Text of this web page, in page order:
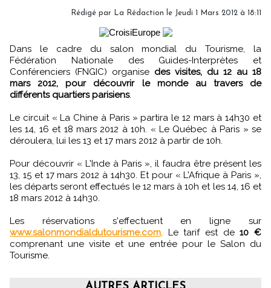
Rédigé par La Rédaction le Jeudi 1 Mars 2012 à 18:11
Dans le cadre du salon mondial du Tourisme, la
Fédération Nationale des Guides-Interprètes et
Conférenciers (FNGIC) organise des visites, du 12 au 18
mars 2012, pour découvrir le monde au travers de
différents quartiers parisiens.
Le circuit « La Chine à Paris » partira le 12 mars à 14h30 et
les 14, 16 et 18 mars 2012 à 10h. « Le Québec à Paris » se
déroulera, lui les 13 et 17 mars 2012 à partir de 10h.
Pour découvrir « L'Inde à Paris », il faudra être présent les
13, 15 et 17 mars 2012 à 14h30. Et pour « L'Afrique à Paris »,
les départs seront effectués le 12 mars à 10h et les 14, 16 et
18 mars 2012 à 14h30.
Les réservations s'effectuent en ligne sur
www.salonmondialdutourisme.com . Le tarif est de10 €
comprenant une visite et une entrée pour le Salon du
Tourisme.